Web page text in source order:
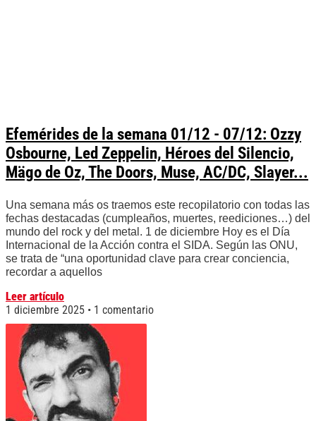
Efemérides de la semana 01/12 - 07/12: Ozzy
Osbourne, Led Zeppelin, Héroes del Silencio,
Mägo de Oz, The Doors, Muse, AC/DC, Slayer...
Una semana más os traemos este recopilatorio con todas las
fechas destacadas (cumpleaños, muertes, reediciones…) del
mundo del rock y del metal. 1 de diciembre Hoy es el Día
Internacional de la Acción contra el SIDA. Según las ONU,
se trata de “una oportunidad clave para crear conciencia,
recordar a aquellos
Leer artículo
1 diciembre 2025
1 comentario